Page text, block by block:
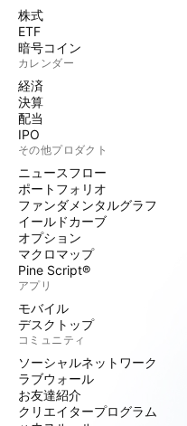
株式
ETF
暗号コイン
カレンダー
経済
決算
配当
IPO
その他プロダクト
ニュースフロー
ポートフォリオ
ファンダメンタルグラフ
イールドカーブ
オプション
マクロマップ
Pine Script®
アプリ
モバイル
デスクトップ
コミュニティ
ソーシャルネットワーク
ラブウォール
お友達紹介
クリエイタープログラム